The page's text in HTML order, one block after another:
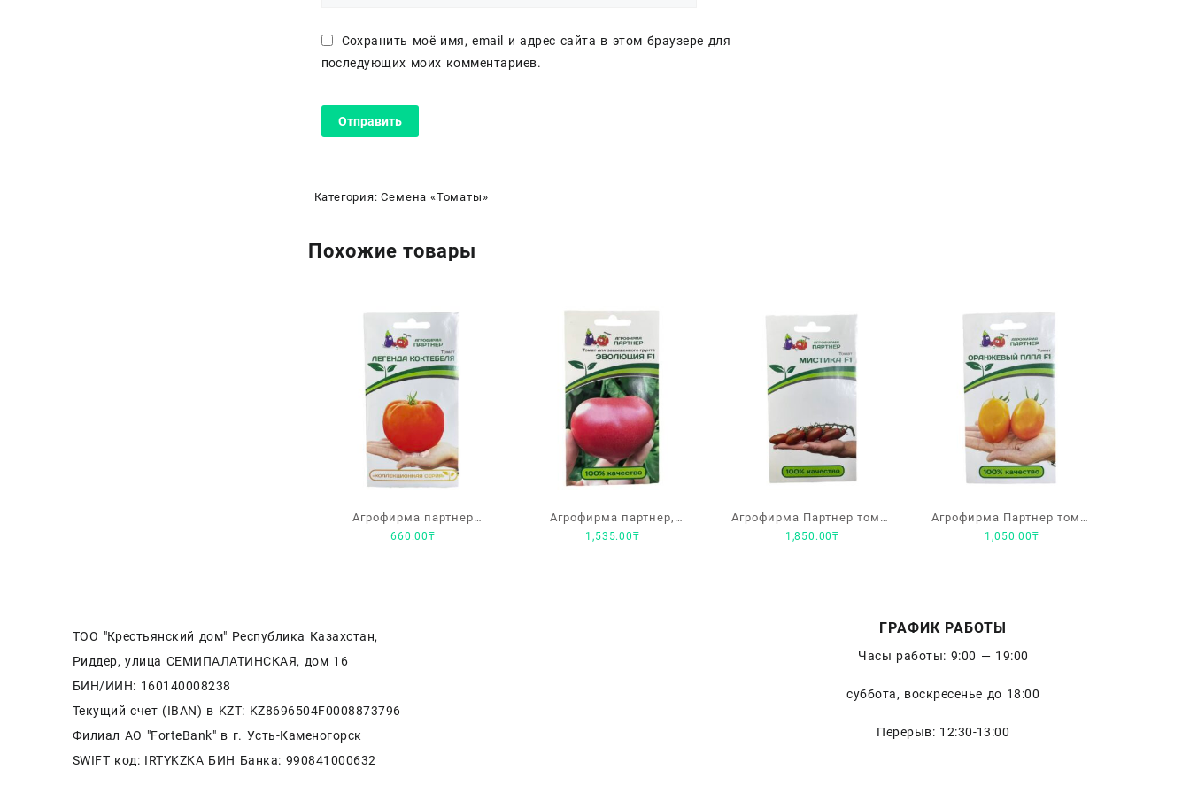
Сохранить моё имя, email и адрес сайта в этом браузере для
последующих моих комментариев.
Категория:Семена «Томаты»
Похожие товары
Агрофирма партнер
«Легенда коктебеля»
660.00₸
Агрофирма партнер,
томат «Эволюция F1» для
1,535.00₸
Агрофирма Партнер томат
«Мистика F1»
1,850.00₸
Агрофирма Партнер томат
«Оранжевый папа F1»
1,050.00₸
ТОО "Крестьянский дом" Республика Казахстан,
Риддер, улица СЕМИПАЛАТИНСКАЯ, дом 16
БИН/ИИН: 160140008238
Текущий счет (IBAN) в KZT: KZ8696504F0008873796
Филиал АО "ForteBank" в г. Усть-Каменогорск
SWIFT код: IRTYKZKA БИН Банка: 990841000632
ГРАФИК РАБОТЫ
Часы работы: 9:00 — 19:00
суббота, воскресенье до 18:00
Перерыв: 12:30-13:00